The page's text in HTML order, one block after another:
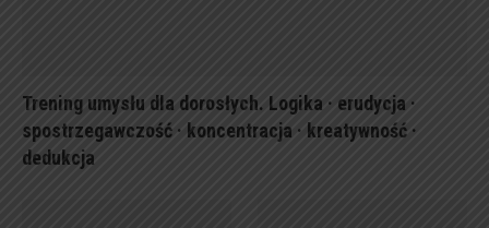
Trening umysłu dla dorosłych. Logika · erudycja ·
spostrzegawczość · koncentracja · kreatywność ·
dedukcja